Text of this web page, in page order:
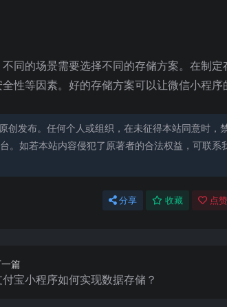
同的场景需要选择不同的存储方案。在制定
性等因素。好的存储方案可以让微信小程序
创发布。任何个人或组织，在未征得本站同意时，
。如若本站内容侵犯了原著者的合法权益，可联系
分享 收藏 点
篇
宝小程序如何实现数据存储？